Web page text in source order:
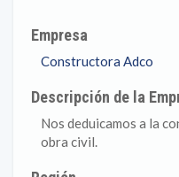
Empresa
Constructora Adco
Descripción de la
Nos deduicamos a la
obra civil.